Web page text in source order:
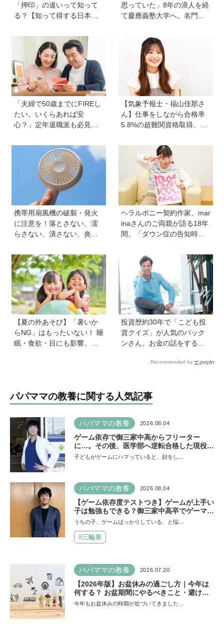
「押印」の違いって知って
る？【知って得する日本語
思っていた」8年の浪人を経
て慶應義塾大学へ。名門・
受験の反動からゲーム依存
症に。成績急降下から“いい
大学に入る”までの道のり
【慶應生よしださん｜前
「夫婦で50歳までにFIREし
たい。いくらあれば安
心？」定年退職派も必見！
ロが解説【連載第13回】
【気象予報士・福山佳那さ
ん】仕事をしながら合格率
5.8%の超難関資格取得、さ
できる場所」をつくってく
れた両親のもとで挑戦し続
ける心が育った
携帯用扇風機の破裂・発火
に注意を！落とさない、濡
らさない、潰さない、炎天
ヘラルボニー契約作家、mar
inaさんのご両親が語る18年
間。「ダウン症の告知時は
も前に進めた理由は…？ 古
代・宇宙文字のような《mar
ina-moji》が人気！
【夏の外あそび】「暑いか
らNG」はもったいない！ 睡
眠・食欲・目にも影響。専
投資歴約30年で「こども投
資クイズ」が人気のパック
ンさん。お金の話をするの
どもも正しい節約、投資方
Recommended by
パパママの教養に関する人気記事
パパママの教養 2026.08.04
ゲーム依存で御三家中高からフリーター
に…。その後、医学部へ逆転合格した現役医
師が断言「ゲームの経験が受験勉強に役立っ
子どもがゲームにハマっていると、顔をし…
パパママの教養 2026.08.04
【ゲーム依存度テストつき】ゲームが上手い
子は勉強もできる？御三家中高卒でゲーマー
の医師・阿部智史さんが教えるゲームしなが
うちの子、ゲームばっかりしている、と悩…
#三輪泉
パパママの教養 2026.07.20
【2026年版】お盆休みの過ごし方｜今年は
何する？ お盆期間にやるべきこと・避ける
ことは
今年もお盆休みの時期が近づいてきました…